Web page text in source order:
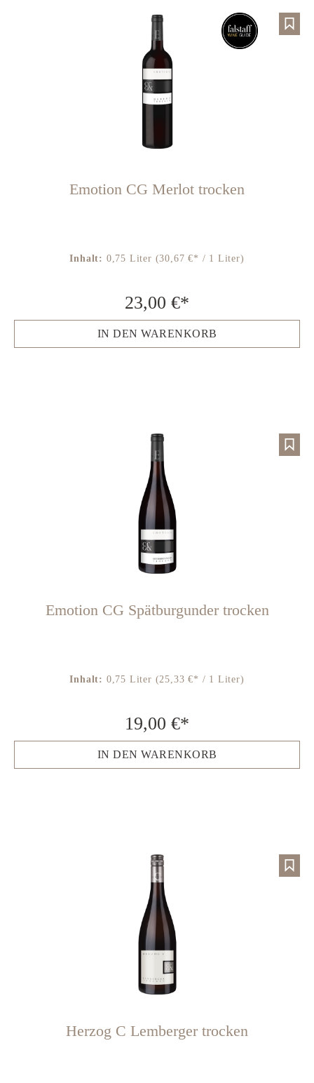
Emotion CG Merlot trocken
Inhalt: 0,75 Liter (30,67 €* / 1 Liter)
23,00 €*
IN DEN WARENKORB
Emotion CG Spätburgunder trocken
Inhalt: 0,75 Liter (25,33 €* / 1 Liter)
19,00 €*
IN DEN WARENKORB
Herzog C Lemberger trocken